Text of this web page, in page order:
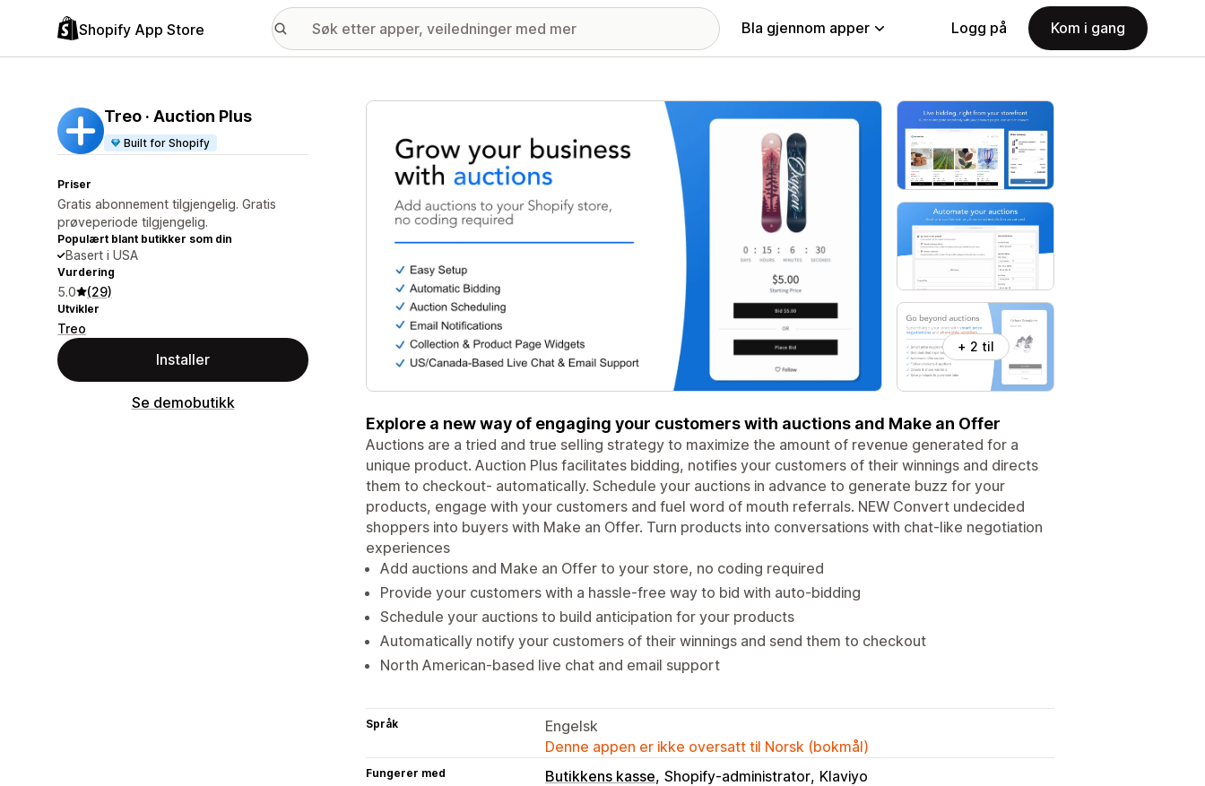
Shopify App Store Bla gjennom apper Logg på Kom i gang
Treo · Auction Plus
Built for Shopify
Priser
Gratis abonnement tilgjengelig. Gratis
prøveperiode tilgjengelig.
Populært blant butikker som din
Basert i USA
Vurdering
5.0 (29)
Utvikler
Treo
Installer
Se demobutikk
Galleri med fremhevede bilder
+ 2 til
Explore a new way of engaging your customers with auctions and Make an Offer
Auctions are a tried and true selling strategy to maximize the amount of revenue generated for a
unique product. Auction Plus facilitates bidding, notifies your customers of their winnings and directs
them to checkout- automatically. Schedule your auctions in advance to generate buzz for your
products, engage with your customers and fuel word of mouth referrals. NEW Convert undecided
shoppers into buyers with Make an Offer. Turn products into conversations with chat-like negotiation
experiences
Add auctions and Make an Offer to your store, no coding required
Provide your customers with a hassle-free way to bid with auto-bidding
Schedule your auctions to build anticipation for your products
Automatically notify your customers of their winnings and send them to checkout
North American-based live chat and email support
Språk
Engelsk
Denne appen er ikke oversatt til Norsk (bokmål)
Fungerer med Butikkens kasse Shopify-administrator Klaviyo